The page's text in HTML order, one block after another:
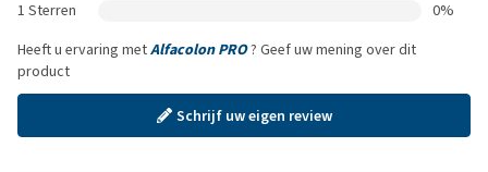
1 Sterren
0%
Heeft u ervaring metAlfacolon PRO? Geef uw mening over dit
product
Schrijf uw eigen review